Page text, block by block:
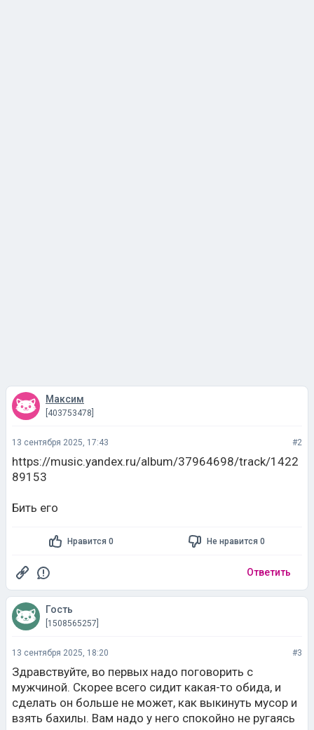
Максим
[403753478]
13 сентября 2025, 17:43 #2
https://music.yandex.ru/album/37964698/track/1422
89153
Бить его
Нравится 0 Не нравится 0
Ответить
Гость
[1508565257]
13 сентября 2025, 18:20 #3
Здравствуйте, во первых надо поговорить с
мужчиной. Скорее всего сидит какая-то обида, и
сделать он больше не может, как выкинуть мусор и
взять бахилы. Вам надо у него спокойно не ругаясь